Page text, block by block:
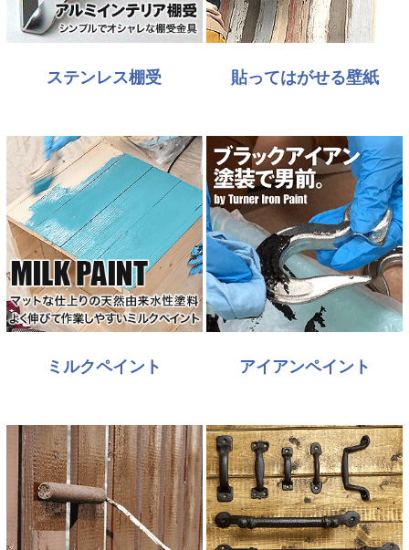
ステンレス棚受 貼ってはがせる壁紙
ミルクペイント アイアンペイント